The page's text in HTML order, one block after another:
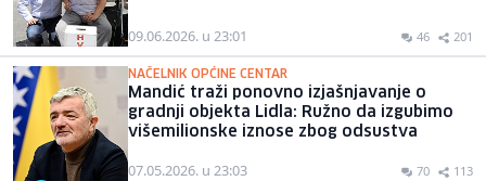
09.06.2026. u 23:01 46 201
NAČELNIK OPĆINE CENTAR
Mandić traži ponovno izjašnjavanje o
gradnji objekta Lidla: Ružno da izgubimo
višemilionske iznose zbog odsustva
07.05.2026. u 23:03 70 113